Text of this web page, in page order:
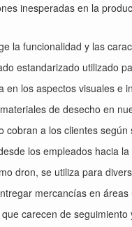
inesperadas en la
la funcionalidad y las
estandarizado utilizado
en los aspectos visuales e
de desecho en
cobran a los clientes
los empleados hacia
dron, se utiliza para
mercancías en
carecen de